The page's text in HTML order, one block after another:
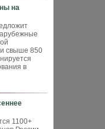
на
свыше 850
в
1100+